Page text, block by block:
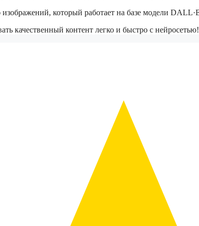
который работает на базе модели
качественный контент легко и быстро с нейросетью!